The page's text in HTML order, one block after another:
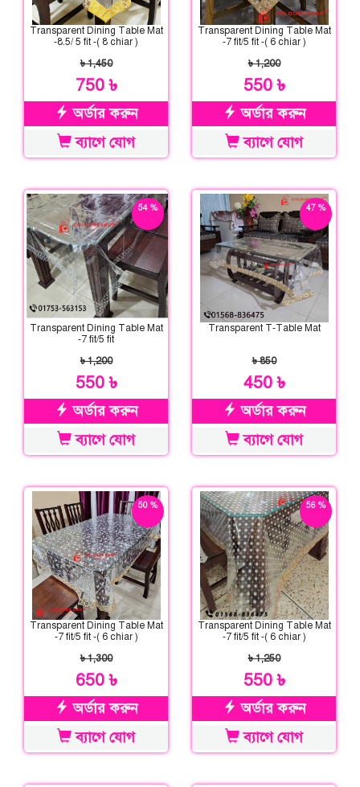
Transparent Dining Table Mat
-8.5/ 5 fit -( 8 chiar )
৳ 1,450
750 ৳
অর্ডার করুন
ব্যাগে যোগ
Transparent Dining Table Mat
-7 fit/5 fit -( 6 chiar )
৳ 1,200
550 ৳
অর্ডার করুন
ব্যাগে যোগ
54 %
Transparent Dining Table Mat
-7 fit/5 fit
৳ 1,200
550 ৳
অর্ডার করুন
ব্যাগে যোগ
47 %
Transparent T-Table Mat
৳ 850
450 ৳
অর্ডার করুন
ব্যাগে যোগ
50 %
Transparent Dining Table Mat
-7 fit/5 fit -( 6 chiar )
৳ 1,300
650 ৳
অর্ডার করুন
ব্যাগে যোগ
56 %
Transparent Dining Table Mat
-7 fit/5 fit -( 6 chiar )
৳ 1,250
550 ৳
অর্ডার করুন
ব্যাগে যোগ